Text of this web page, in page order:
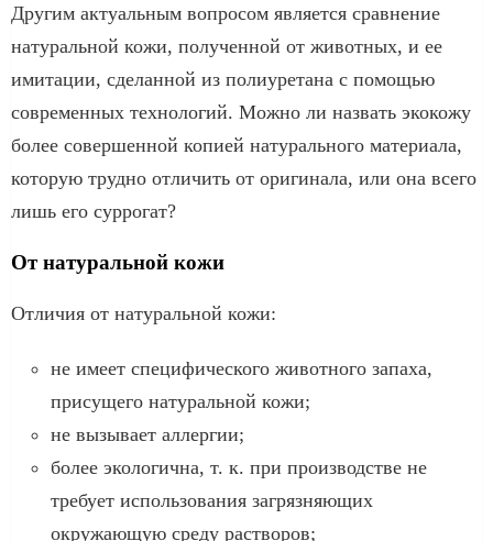
Другим актуальным вопросом является сравнение
натуральной кожи, полученной от животных, и ее
имитации, сделанной из полиуретана с помощью
современных технологий. Можно ли назвать экокожу
более совершенной копией натурального материала,
которую трудно отличить от оригинала, или она всего
лишь его суррогат?
От натуральной кожи
Отличия от натуральной кожи:
не имеет специфического животного запаха,
присущего натуральной кожи;
не вызывает аллергии;
более экологична, т. к. при производстве не
требует использования загрязняющих
окружающую среду растворов;